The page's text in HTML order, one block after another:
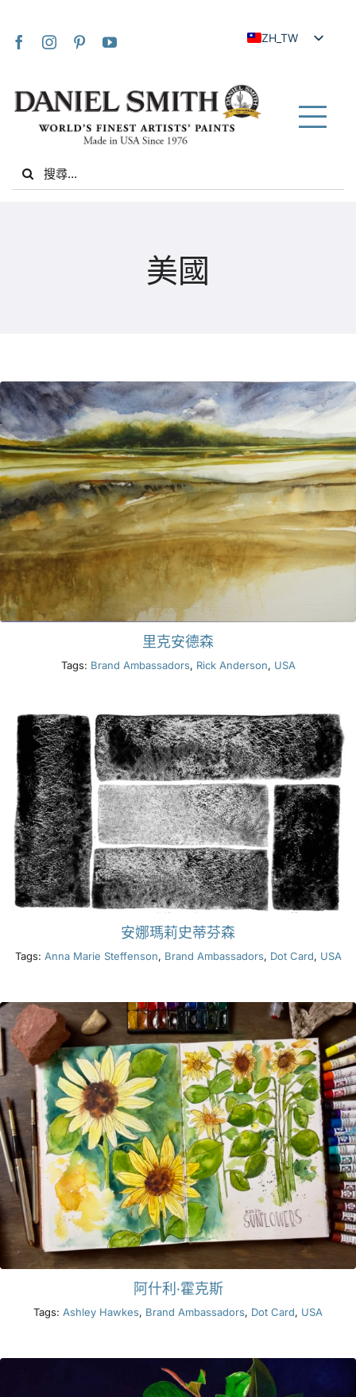
ZH_TW
FR
產品
活動
部落格
資源
尋找零售商
聯絡我們
訂閱
Search
for:
美國
里克安德森
Tags: Brand Ambassadors, Rick Anderson, USA
安娜瑪莉史蒂芬森
Tags: Anna Marie Steffenson, Brand Ambassadors, Dot Card, USA
阿什利·霍克斯
Tags: Ashley Hawkes, Brand Ambassadors, Dot Card, USA